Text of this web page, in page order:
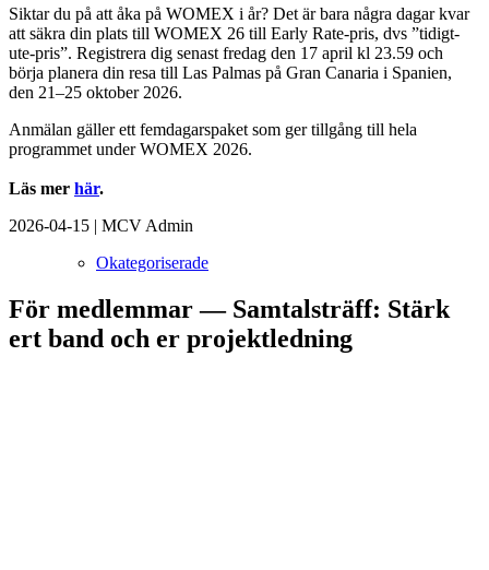
Siktar du på att åka på WOMEX i år? Det är bara några dagar kvar
att säkra din plats till WOMEX 26 till Early Rate-pris, dvs ”tidigt-
ute-pris”. Registrera dig senast fredag den 17 april kl 23.59 och
börja planera din resa till Las Palmas på Gran Canaria i Spanien,
den 21–25 oktober 2026.
Anmälan gäller ett femdagarspaket som ger tillgång till hela
programmet under WOMEX 2026.
Läs mer här.
2026-04-15 | MCV Admin
Okategoriserade
För medlemmar — Samtalsträff: Stärk
ert band och er projektledning